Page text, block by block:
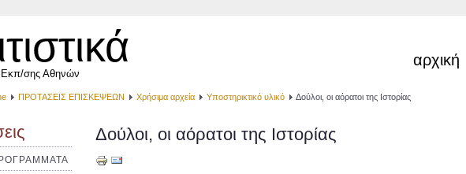
σης Αθηνών
αρχική
ΠΡΟΤΑΣΕΙΣ ΕΠΙΣΚΕΨΕΩΝ Χρήσιμα αρχεία Υποστηρικτικό υλικό Δούλοι, οι αόρατοι της Ιστορίας
Δούλοι, οι αόρατοι της Ιστορίας